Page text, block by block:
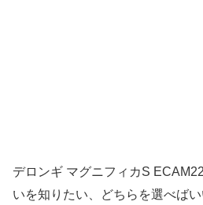
デロンギ マグニフィカS
いを知りたい、どちらを選べば